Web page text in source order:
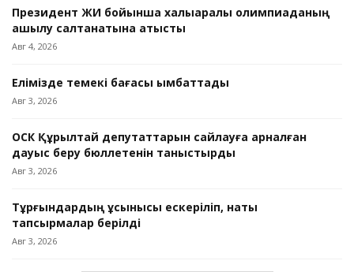
Президент ЖИ бойынша халықаралық олимпиаданың
ашылу салтанатына қатысты
Авг 4, 2026
Елімізде темекі бағасы қымбаттады
Авг 3, 2026
ОСК Құрылтай депутаттарын сайлауға арналған
дауыс беру бюллетенін таныстырды
Авг 3, 2026
Тұрғындардың ұсынысы ескеріліп, нақты
тапсырмалар берілді
Авг 3, 2026